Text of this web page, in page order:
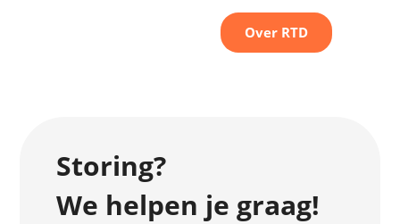
Over RTD
Storing?
We helpen je graag!